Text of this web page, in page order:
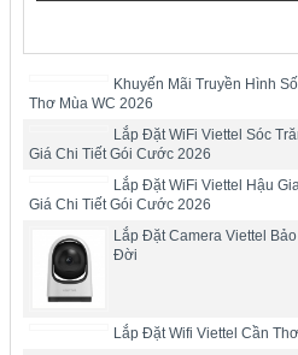
Khuyến Mãi Truyền Hình
Thơ Mùa WC 2026
Lắp Đặt WiFi Viettel Sóc
Giá Chi Tiết Gói Cước 2026
Lắp Đặt WiFi Viettel Hậu
Giá Chi Tiết Gói Cước 2026
Lắp Đặt Camera Viettel
Đời
Lắp Đặt Wifi Viettel Cần